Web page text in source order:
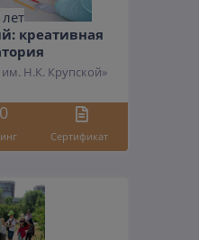
креативная
Н.К. Крупской»
Cертификат